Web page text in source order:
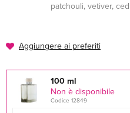
patchouli, vetiver,
Aggiungere ai preferiti
100 ml
Non è disponibile
Codice 12849